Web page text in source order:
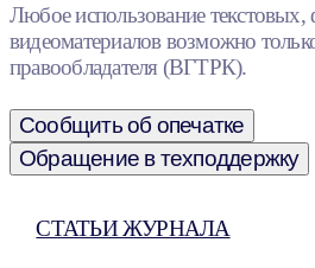
Любое использование текстовых,
видеоматериалов возможно
правообладателя (ВГТРК).
Сообщить об опечатке
Обращение в техподдержку
СТАТЬИ ЖУРНАЛА